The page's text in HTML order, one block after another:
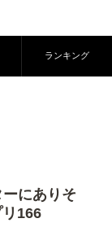
ランキング
にありそ
166